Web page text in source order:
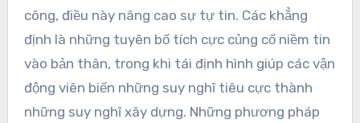
công, điều này nâng cao sự tự tin. Các khẳng
định là những tuyên bố tích cực củng cố niềm tin
vào bản thân, trong khi tái định hình giúp các vận
động viên biến những suy nghĩ tiêu cực thành
những suy nghĩ xây dựng. Những phương pháp